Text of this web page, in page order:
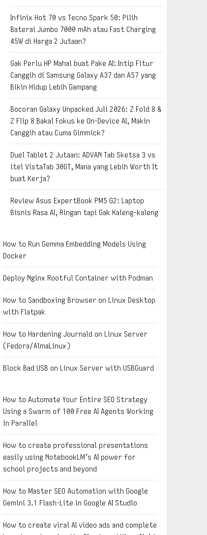
Infinix Hot 70 vs Tecno Spark 50: Pilih
Baterai Jumbo 7000 mAh atau Fast Charging
45W di Harga 2 Jutaan?
Gak Perlu HP Mahal buat Pake AI: Intip Fitur
Canggih di Samsung Galaxy A37 dan A57 yang
Bikin Hidup Lebih Gampang
Bocoran Galaxy Unpacked Juli 2026: Z Fold 8 &
Z Flip 8 Bakal Fokus ke On-Device AI, Makin
Canggih atau Cuma Gimmick?
Duel Tablet 2 Jutaan: ADVAN Tab Sketsa 3 vs
itel VistaTab 30GT, Mana yang Lebih Worth It
buat Kerja?
Review Asus ExpertBook PM5 G2: Laptop
Bisnis Rasa AI, Ringan tapi Gak Kaleng-kaleng
How to Run Gemma Embedding Models Using
Docker
Deploy Nginx Rootful Container with Podman
How to Sandboxing Browser on Linux Desktop
with Flatpak
How to Hardening Journald on Linux Server
(Fedora/AlmaLinux)
Block Bad USB on Linux Server with USBGuard
How to Automate Your Entire SEO Strategy
Using a Swarm of 100 Free AI Agents Working
in Parallel
How to create professional presentations
easily using NotebookLM’s AI power for
school projects and beyond
How to Master SEO Automation with Google
Gemini 3.1 Flash-Lite in Google AI Studio
How to create viral AI video ads and complete